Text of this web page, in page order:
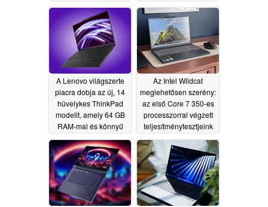
07/02/2026 07/02/2026
A Lenovo világszerte
piacra dobja az új, 14
hüvelykes ThinkPad
modellt, amely 64 GB
RAM-mal és könnyű
07/02/2026
Az Intel Wildcat
meglehetősen szerény:
az első Core 7 350-es
processzorral végzett
teljesítménytesztjeink
eredményeket mutattak
07/02/2026